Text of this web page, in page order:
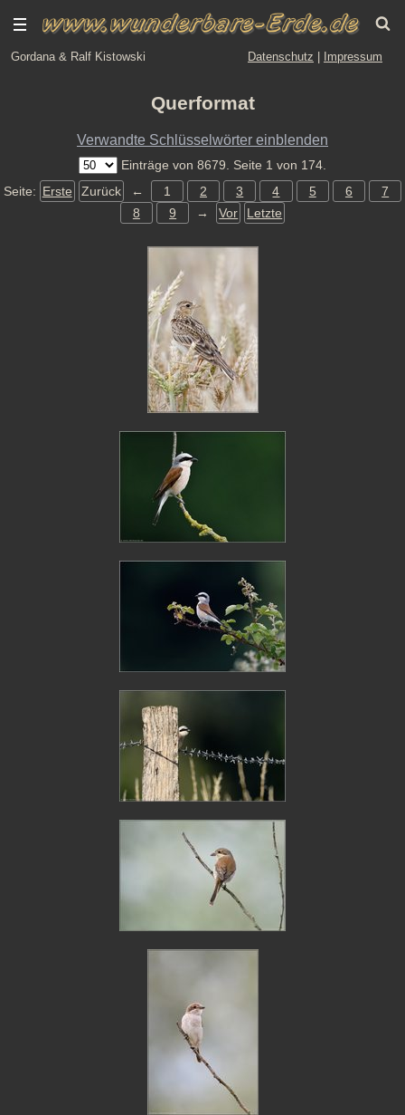
Gordana & Ralf Kistowski Datenschutz Impressum
Querformat
Verwandte Schlüsselwörter einblenden
Einträge von 8679. Seite 1 von 174.
Seite: Erste Zurück ← 1 2 3 4 5 6
7
8
9 → Vor Letzte